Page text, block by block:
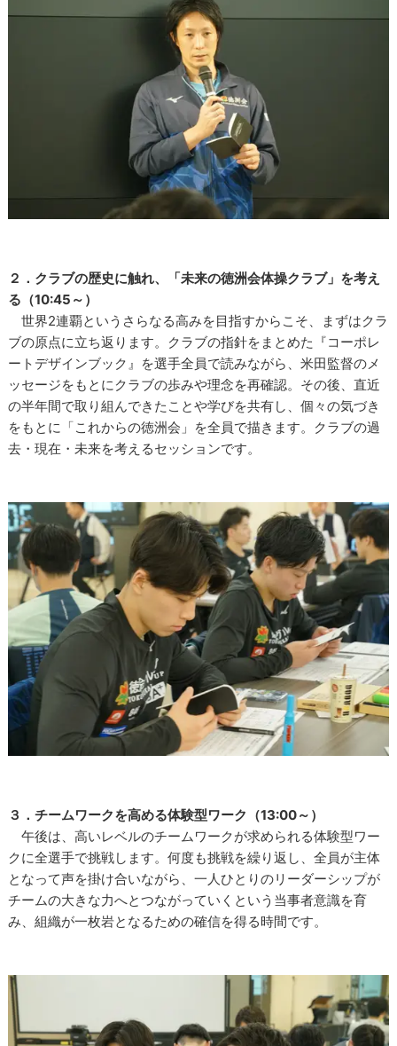
２．クラブの歴史に触れ、「未来の徳洲会体操クラブ」を考え
る（10:45～）
世界2連覇というさらなる高みを目指すからこそ、まずはクラ
ブの原点に立ち返ります。クラブの指針をまとめた『コーポレ
ートデザインブック』を選手全員で読みながら、米田監督のメ
ッセージをもとにクラブの歩みや理念を再確認。その後、直近
の半年間で取り組んできたことや学びを共有し、個々の気づき
をもとに「これからの徳洲会」を全員で描きます。クラブの過
去・現在・未来を考えるセッションです。
３．チームワークを高める体験型ワーク（13:00～）
午後は、高いレベルのチームワークが求められる体験型ワー
クに全選手で挑戦します。何度も挑戦を繰り返し、全員が主体
となって声を掛け合いながら、一人ひとりのリーダーシップが
チームの大きな力へとつながっていくという当事者意識を育
み、組織が一枚岩となるための確信を得る時間です。